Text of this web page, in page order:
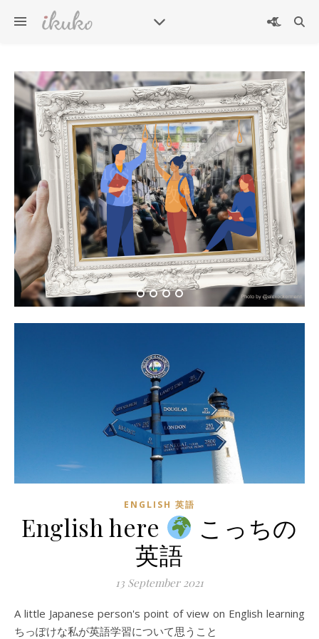
英検準2級プラス二次試験練
習用問題カード – Eiken
Grade Pre-2 plus Interview
Practice Question Card
Visual aids in Life 🖼 身近な
視覚教材
ENGLISH 英語
English here
こっちの
英語
13 September 2021
A little Japanese person's point of view on English learning
ちっぽけな私が英語学習について思うこと